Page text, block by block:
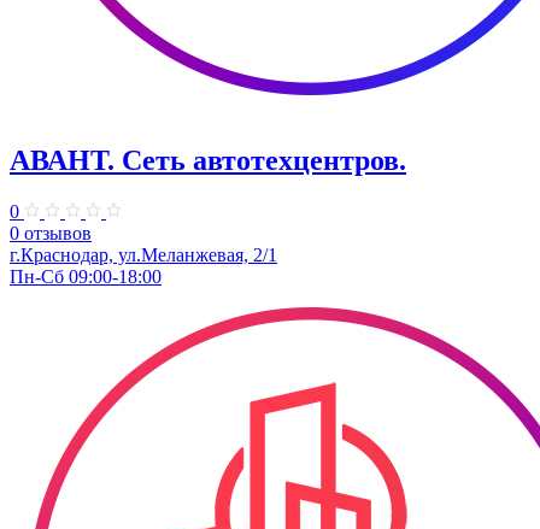
АВАНТ. ​Сеть автотехцентров.
0
0 отзывов
​г.Краснодар, ул.Меланжевая, 2/1
Пн-Сб 09:00-18:00